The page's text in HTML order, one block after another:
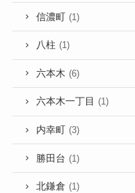
信濃町 (1)
八柱 (1)
六本木 (6)
六本木一丁目 (1)
内幸町 (3)
勝田台 (1)
北鎌倉 (1)